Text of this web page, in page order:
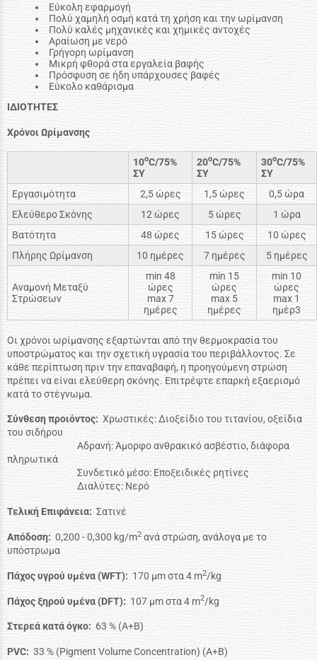
Εύκολη εφαρμογή
Πολύ χαμηλή οσμή κατά τη χρήση και την ωρίμανση
Πολύ καλές μηχανικές και χημικές αντοχές
Αραίωση με νερό
Γρήγορη ωρίμανση
Μικρή φθορά στα εργαλεία βαφής
Πρόσφυση σε ήδη υπάρχουσες βαφές
Εύκολο καθάρισμα
ΙΔΙΟΤΗΤΕΣ
Χρόνοι Ωρίμανσης
10oC/75%
ΣΥ
20oC/75%
ΣΥ
30oC/75%
ΣΥ
Εργασιμότητα
2,5 ώρες 1,5 ώρες
0,5 ώρα
Ελεύθερο Σκόνης
12 ώρες 5 ώρες
1 ώρα
Βατότητα
48 ώρες 15 ώρες
10 ώρες
Πλήρης Ωρίμανση
10 ημέρες 7 ημέρες 5 ημέρες
Αναμονή Μεταξύ
Στρώσεων
min 48
ώρες
max 7
ημέρες
min 15
ώρες
max 5
ημέρες
min 10
ώρες
max 1
ημέρ3
Οι χρόνοι ωρίμανσης εξαρτώνται από την θερμοκρασία του
υποστρώματος και την σχετική υγρασία του περιβάλλοντος. Σε
κάθε περίπτωση πριν την επαναβαφή, η προηγούμενη στρώση
πρέπει να είναι ελεύθερη σκόνης. Επιτρέψτε επαρκή εξαερισμό
κατά το στέγνωμα.
Σύνθεση προιόντος: Χρωστικές: Διοξείδιο του τιτανίου, οξείδια
του σιδήρου
Αδρανή: Άμορφο ανθρακικό ασβέστιο, διάφορα
πληρωτικά
Συνδετικό μέσο: Εποξειδικές ρητίνες
Διαλύτες: Νερό
Τελική Επιφάνεια: Σατινέ
Απόδοση: 0,200 - 0,300 kg/m2 ανά στρώση, ανάλογα με το
υπόστρωμα
Πάχος υγρού υμένα (WFT): 170 μm στα 4 m2/kg
Πάχος ξηρού υμένα (DFT): 107 μm στα 4 m2/kg
Στερεά κατά όγκο: 63 % (Α+Β)
PVC: 33 % (Pigment Volume Concentration) (A+B)